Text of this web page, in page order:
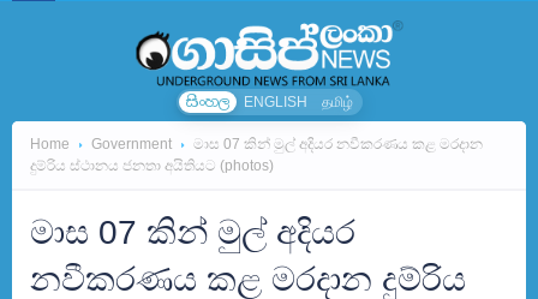
සිංහල ENGLISH தமிழ்
Home Government
මාස 07 කින් මුල් අදියර නවීකරණය කළ මරදාන
දුම්රිය ස්ථානය ජනතා අයිතියට (photos)
මාස 07 කින් මුල් අදියර
නවීකරණය කළ මරදාන දුම්රිය